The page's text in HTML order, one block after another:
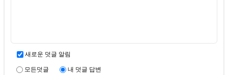
새로운 덧글 알림
모든덧글 내 덧글 답변